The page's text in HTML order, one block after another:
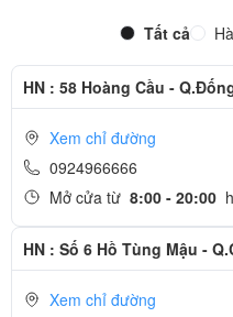
Tất cả
HN : 58 Hoàng Cầu -
Xem chỉ đường
0924966666
Mở cửa từ 8:00 - 20:00
HN : Số 6 Hồ Tùng Mậu -
Xem chỉ đường